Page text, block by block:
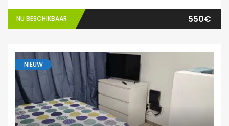
NU BESCHIKBAAR 550€
NIEUW